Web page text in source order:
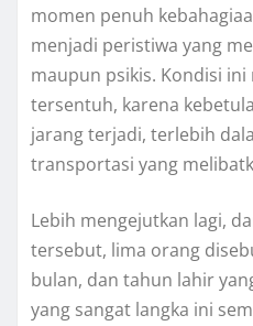
momen penuh
menjadi peristiwa yang
maupun psikis. Kondisi
tersentuh, karena
jarang terjadi, terlebih
transportasi yang
Lebih mengejutkan lagi,
tersebut, lima orang
bulan, dan tahun lahir
yang sangat langka ini